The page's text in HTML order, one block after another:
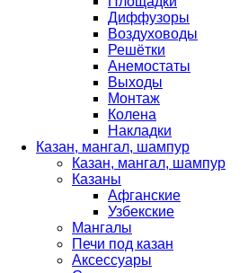
Диффузоры
Воздуховоды
Решётки
Анемостаты
Выходы
Монтаж
Колена
Накладки
Казан, мангал, шампур
Казан, мангал, шампур
Казаны
Афганские
Узбекские
Мангалы
Печи под казан
Аксессуары